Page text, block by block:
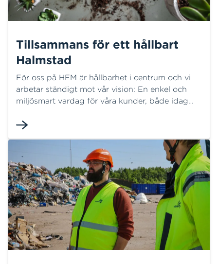
Tillsammans för ett hållbart
Halmstad
För oss på HEM är hållbarhet i centrum och vi
arbetar ständigt mot vår vision: En enkel och
miljösmart vardag för våra kunder, både idag